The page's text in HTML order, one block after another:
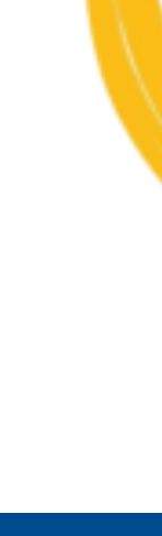
образование: